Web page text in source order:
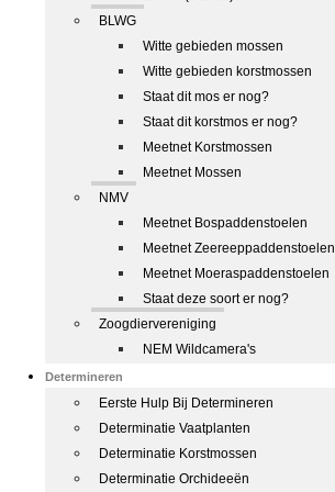
BLWG
Witte gebieden mossen
Witte gebieden korstmossen
Staat dit mos er nog?
Staat dit korstmos er nog?
Meetnet Korstmossen
Meetnet Mossen
NMV
Meetnet Bospaddenstoelen
Meetnet Zeereeppaddenstoelen
Meetnet Moeraspaddenstoelen
Staat deze soort er nog?
Zoogdiervereniging
NEM Wildcamera's
Determineren
Eerste Hulp Bij Determineren
Determinatie Vaatplanten
Determinatie Korstmossen
Determinatie Orchideeën